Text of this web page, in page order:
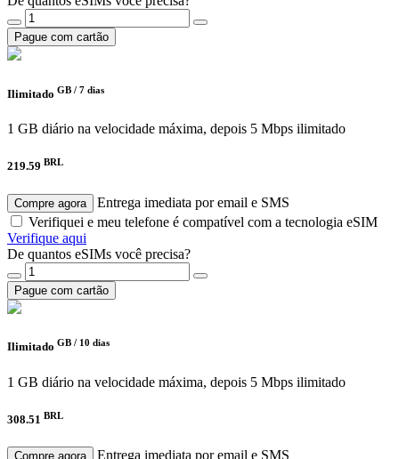
Pague com cartão
Ilimitado GB / 7 dias
1 GB diário na velocidade máxima, depois 5 Mbps ilimitado
219.59 BRL
Compre agora
Entrega imediata por email e SMS
Verifiquei e meu telefone é compatível com a tecnologia eSIM
Verifique aqui
De quantos eSIMs você precisa?
Pague com cartão
Ilimitado GB / 10 dias
1 GB diário na velocidade máxima, depois 5 Mbps ilimitado
308.51 BRL
Compre agora
Entrega imediata por email e SMS